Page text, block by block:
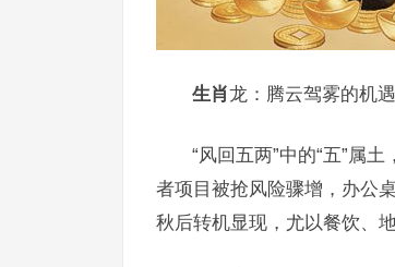
生肖龙：腾云驾雾的机
“风回五两”中的“五”属土
者项目被抢风险骤增，办公
秋后转机显现，尤以餐饮、